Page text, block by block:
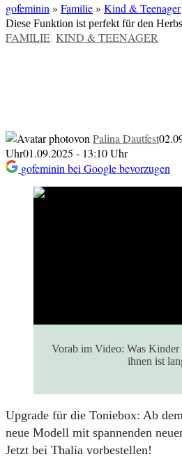
gofeminin » Familie» Kind & Teenager
Diese Funktion ist perfekt für den
VERÖFFENTLICHT
FAMILIE, KIND & TEENAGER
von Palina Dautfest
Uhr01.09.2025 - 13:10 Uhr
gofeminin bei Google bevorzugen
Vorab im Video: Was Kinder
ihnen ist
Upgrade für die Toniebox: Ab
neue Modell mit spannenden
Jetzt bei Thalia vorbestellen!